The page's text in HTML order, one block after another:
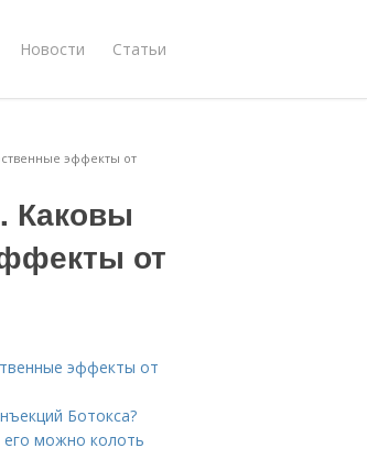
Новости Статьи
эффекты от
Каковы
от
эффекты от
Ботокса?
его можно колоть